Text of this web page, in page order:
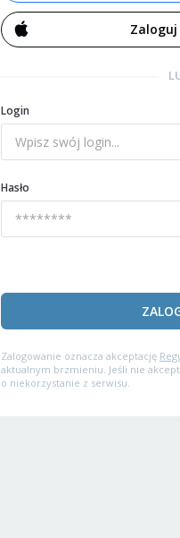
Zaloguj
Login
Hasło
Zalogowanie oznacza akceptację
aktualnym brzmieniu. Jeśli nie
o niekorzystanie z serwisu.